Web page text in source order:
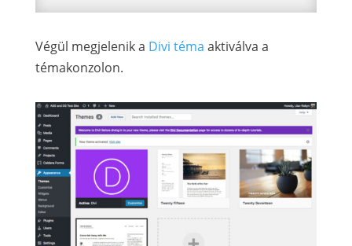
Végül megjelenik a Divi téma aktiválva a
témakonzolon.